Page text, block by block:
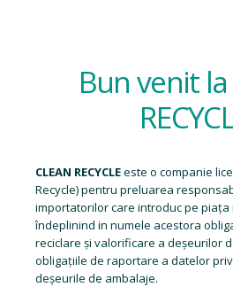
Bun venit la
CLEAN RECYCLEeste o companie
Recycle) pentru preluarea
importatorilor care introduc pe piața
îndeplinind in numele acestora
reciclare și valorificare a deșeurilor
obligațiile de raportare a datelor
deșeurile de ambalaje.